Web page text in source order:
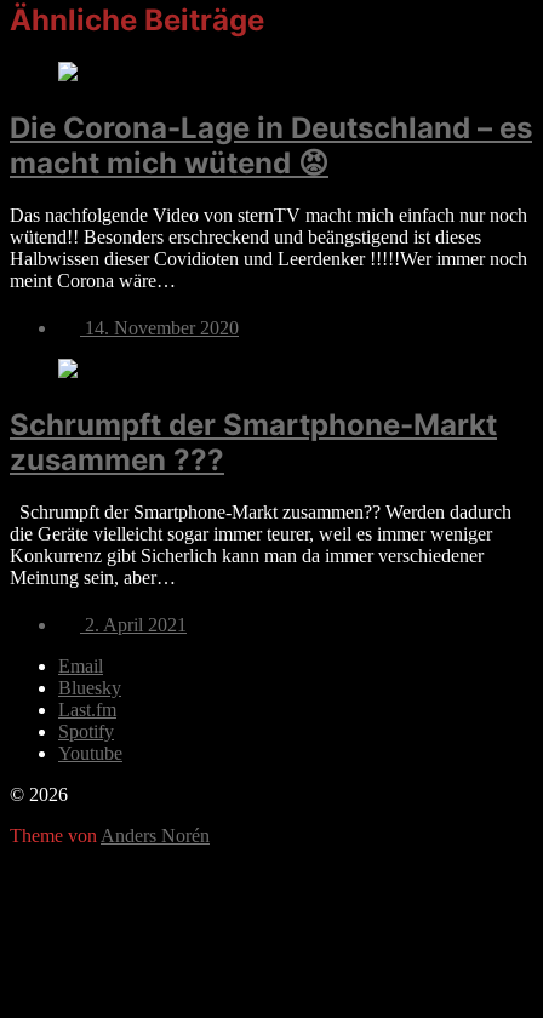
Ähnliche Beiträge
Die Corona-Lage in Deutschland – es
macht mich wütend 😡
Das nachfolgende Video von sternTV macht mich einfach nur noch
wütend!! Besonders erschreckend und beängstigend ist dieses
Halbwissen dieser Covidioten und Leerdenker !!!!!Wer immer noch
meint Corona wäre…
Veröffentlichungsdatum
14. November 2020
Schrumpft der Smartphone-Markt
zusammen ???
Schrumpft der Smartphone-Markt zusammen?? Werden dadurch
die Geräte vielleicht sogar immer teurer, weil es immer weniger
Konkurrenz gibt Sicherlich kann man da immer verschiedener
Meinung sein, aber…
Veröffentlichungsdatum
2. April 2021
Email
Bluesky
Last.fm
Spotify
Youtube
© 2026
Theme von Anders Norén